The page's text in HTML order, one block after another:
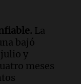
sobre
La
bajó
y
meses